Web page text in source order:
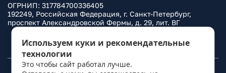
ОГРНИП: 317784700336405
192249, Российская Федерация, г. Санкт-Петербург,
проспект Александровской Фермы, д. 29, лит. ВГ
Политика конфиденциальности
Используем куки и рекомендательные
технологии
Это чтобы сайт работал лучше.